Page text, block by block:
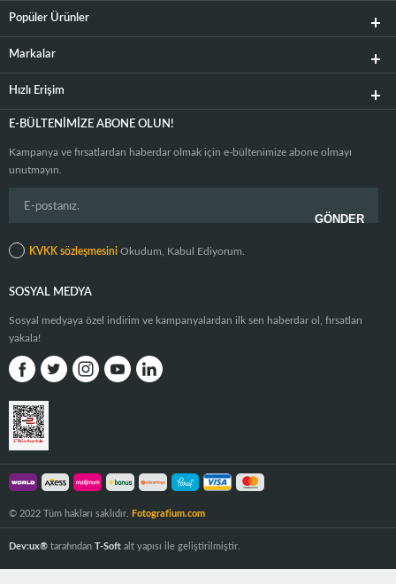
Popüler Ürünler
Markalar
Hızlı Erişim
E-BÜLTENIMIZE ABONE OLUN!
Kampanya ve fırsatlardan haberdar olmak için e-bültenimize abone olmayı
unutmayın.
KVKK sözleşmesini Okudum, Kabul Ediyorum.
SOSYAL MEDYA
Sosyal medyaya özel indirim ve kampanyalardan ilk sen haberdar ol, fırsatları
yakala!
© 2022 Tüm hakları saklıdır. Fotografium.com
Dev:ux® tarafından T-Soft alt yapısı ile geliştirilmiştir.